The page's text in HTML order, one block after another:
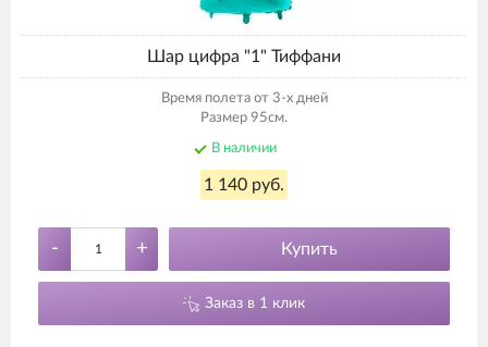
Шар цифра "1" Тиффани
Время полета от 3-х дней
Размер 95см.
В наличии
1 140 руб.
- + Купить
Заказ в 1 клик